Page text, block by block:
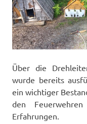
Über die
wurde bereits
ein wichtiger
den
Erfahrungen.